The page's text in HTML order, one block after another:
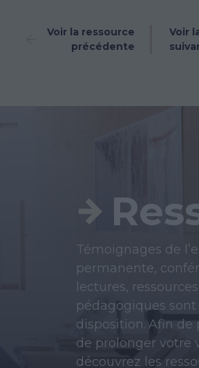
Voir la ressource
précédente
Voir
Témoignages de
permanente,
lectures, ressources
pédagogiques sont
disposition. Afin de
de prolonger votre
découvrez les